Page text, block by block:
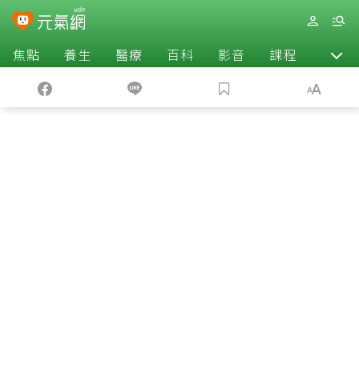
焦點 養生 醫療 百科 影音 課程 退休